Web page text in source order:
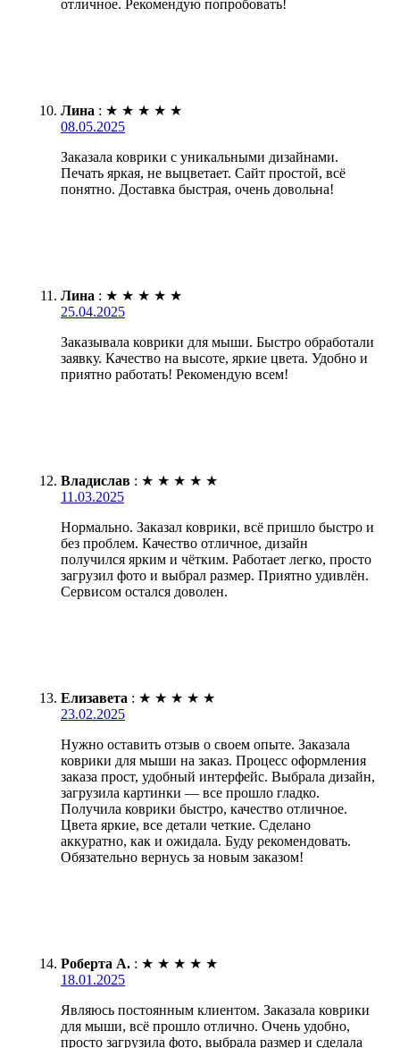
отличное. Рекомендую попробовать!
Лина : ★ ★ ★ ★ ★
08.05.2025
Заказала коврики с уникальными дизайнами.
Печать яркая, не выцветает. Сайт простой, всё
понятно. Доставка быстрая, очень довольна!
Лина : ★ ★ ★ ★ ★
25.04.2025
Заказывала коврики для мыши. Быстро обработали
заявку. Качество на высоте, яркие цвета. Удобно и
приятно работать! Рекомендую всем!
Владислав : ★ ★ ★ ★ ★
11.03.2025
Нормально. Заказал коврики, всё пришло быстро и
без проблем. Качество отличное, дизайн
получился ярким и чётким. Работает легко, просто
загрузил фото и выбрал размер. Приятно удивлён.
Сервисом остался доволен.
Елизавета : ★ ★ ★ ★ ★
23.02.2025
Нужно оставить отзыв о своем опыте. Заказала
коврики для мыши на заказ. Процесс оформления
заказа прост, удобный интерфейс. Выбрала дизайн,
загрузила картинки — все прошло гладко.
Получила коврики быстро, качество отличное.
Цвета яркие, все детали четкие. Сделано
аккуратно, как и ожидала. Буду рекомендовать.
Обязательно вернусь за новым заказом!
Роберта А. : ★ ★ ★ ★ ★
18.01.2025
Являюсь постоянным клиентом. Заказала коврики
для мыши, всё прошло отлично. Очень удобно,
просто загрузила фото, выбрала размер и сделала